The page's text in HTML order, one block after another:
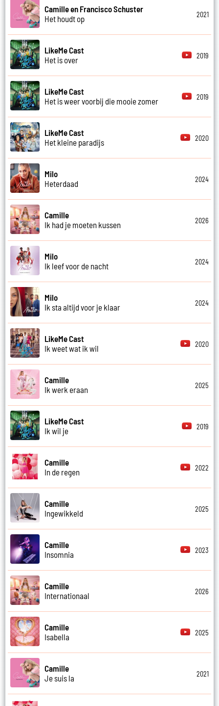
Camille en Francisco Schuster
Het houdt op
2021
LikeMe Cast
Het is over
2019
LikeMe Cast
Het is weer voorbij die mooie zomer
2019
LikeMe Cast
Het kleine paradijs
2020
Milo
Heterdaad
2024
Camille
Ik had je moeten kussen
2026
Milo
Ik leef voor de nacht
2024
Milo
Ik sta altijd voor je klaar
2024
LikeMe Cast
Ik weet wat ik wil
2020
Camille
Ik werk eraan
2025
LikeMe Cast
Ik wil je
2019
Camille
In de regen
2022
Camille
Ingewikkeld
2025
Camille
Insomnia
2023
Camille
Internationaal
2026
Camille
Isabella
2025
Camille
Je suis la
2021